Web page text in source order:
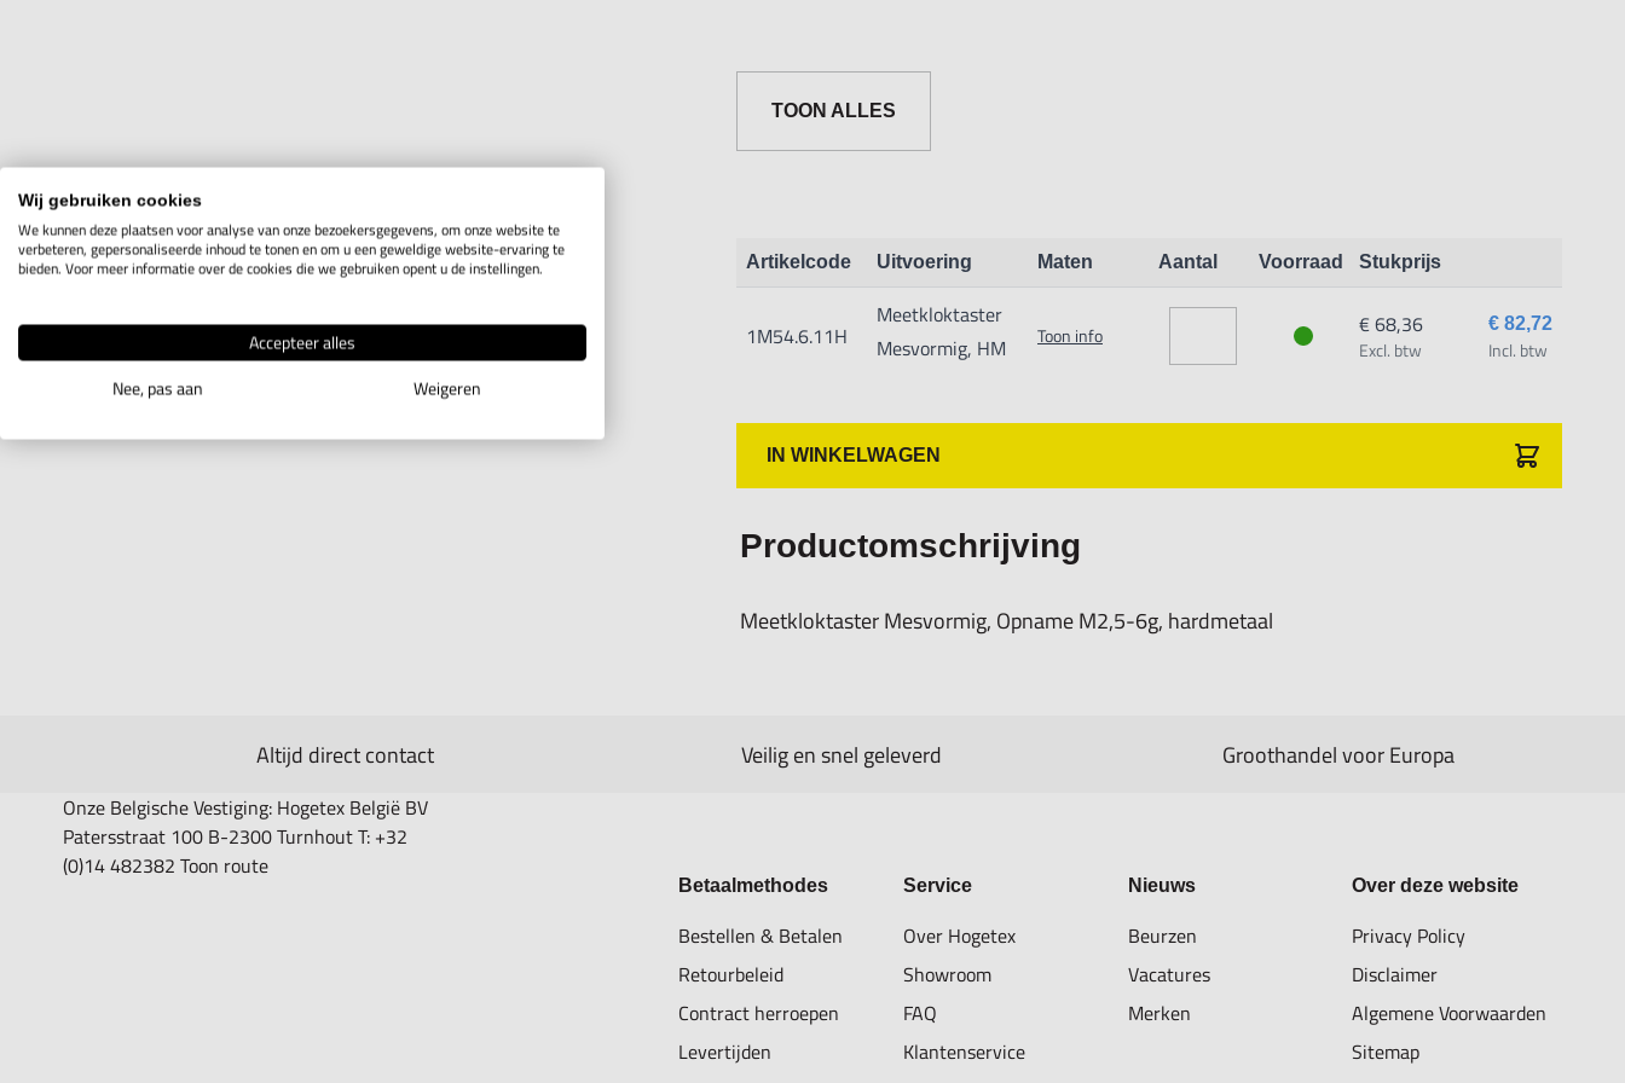
TOON ALLES
Artikelcode Uitvoering Maten Aantal Voorraad Stukprijs
1M54.6.11H
Meetkloktaster
Mesvormig, HM
Toon info € 82,72
Incl. btw
€ 68,36
Excl. btw
IN WINKELWAGEN
Productomschrijving
Meetkloktaster Mesvormig, Opname M2,5-6g, hardmetaal
Altijd direct contact Veilig en snel geleverd Groothandel voor Europa
Onze Belgische Vestiging: Hogetex België BV
Patersstraat 100 B-2300 Turnhout T: +32
(0)14 482382 Toon route
Betaalmethodes
Bestellen & Betalen
Retourbeleid
Contract herroepen
Levertijden
Service
Over Hogetex
Showroom
FAQ
Klantenservice
Nieuws
Beurzen
Vacatures
Merken
Over deze website
Privacy Policy
Disclaimer
Algemene Voorwaarden
Sitemap
Wij gebruiken cookies
We kunnen deze plaatsen voor analyse van onze bezoekersgegevens, om onze website te
verbeteren, gepersonaliseerde inhoud te tonen en om u een geweldige website-ervaring te
bieden. Voor meer informatie over de cookies die we gebruiken opent u de instellingen.
Accepteer alles
Nee, pas aan
Weigeren